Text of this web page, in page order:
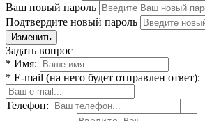
Ваш новый пароль
Подтвердите новый пароль
Изменить
Задать вопрос
* Имя:
* E-mail (на него будет отправлен ответ):
Телефон: